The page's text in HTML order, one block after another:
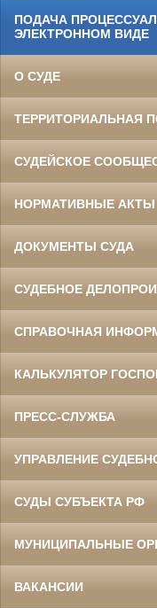
ПОДАЧА
ЭЛЕКТРОННОМ ВИДЕ
О СУДЕ
ТЕРРИТОРИАЛЬНАЯ
СУДЕЙСКОЕ
НОРМАТИВНЫЕ АКТЫ
ДОКУМЕНТЫ СУДА
СУДЕБНОЕ
СПРАВОЧНАЯ
КАЛЬКУЛЯТОР
ПРЕСС-СЛУЖБА
УПРАВЛЕНИЕ
СУДЫ СУБЪЕКТА РФ
МУНИЦИПАЛЬНЫЕ
ВАКАНСИИ